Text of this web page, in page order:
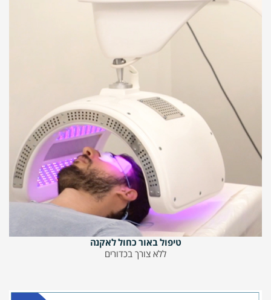
טיפול באור כחול לאקנה
ללא צורך בכדורים